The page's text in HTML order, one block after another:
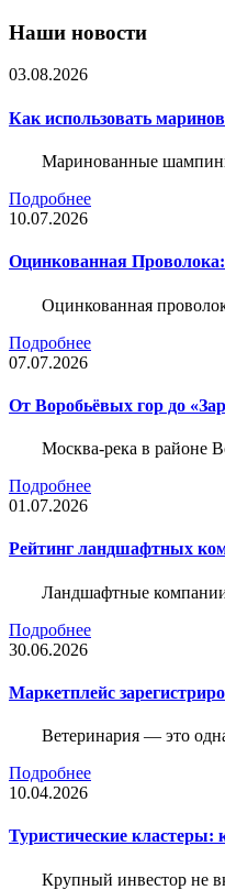
Наши новости
03.08.2026
Как использовать
Маринованные
Подробнее
10.07.2026
Оцинкованная
Оцинкованная
Подробнее
07.07.2026
От Воробьёвых гор до
Москва-река в районе
Подробнее
01.07.2026
Рейтинг ландшафтных
Ландшафтные
Подробнее
30.06.2026
Маркетплейс
Ветеринария — это
Подробнее
10.04.2026
Туристические кластеры:
Крупный инвестор не